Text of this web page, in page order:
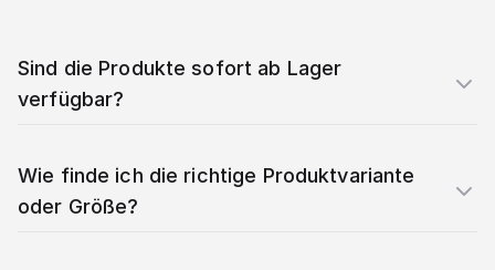
Sind die Produkte sofort ab Lager
verfügbar?
Wie finde ich die richtige Produktvariante
oder Größe?